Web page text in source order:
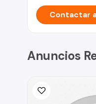
Contactar
Anuncios